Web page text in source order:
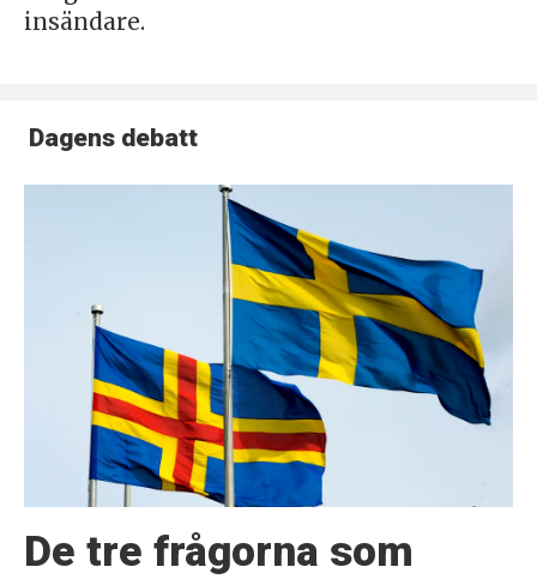
insändare.
Dagens debatt
De tre frågorna som